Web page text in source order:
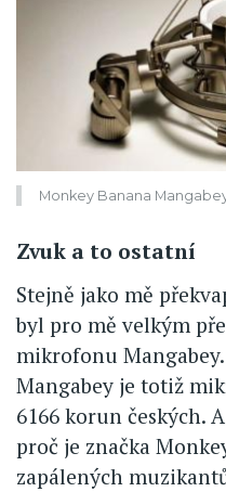
Monkey Banana
Zvuk a to ostatní
Stejně jako mě
byl pro mě velkým
mikrofonu
Mangabey je totiž
6166 korun českých.
proč je značka
zapálených